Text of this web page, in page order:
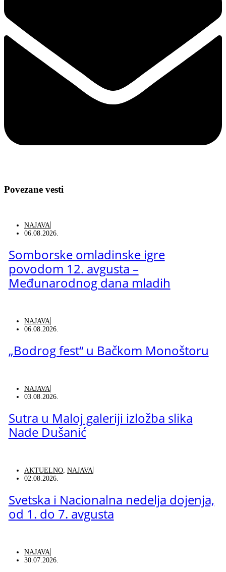
Povezane vesti
NAJAVA
06.08.2026.
Somborske omladinske igre
povodom 12. avgusta –
Međunarodnog dana mladih
NAJAVA
06.08.2026.
„Bodrog fest“ u Bačkom Monoštoru
NAJAVA
03.08.2026.
Sutra u Maloj galeriji izložba slika
Nade Dušanić
AKTUELNO NAJAVA
02.08.2026.
Svetska i Nacionalna nedelja dojenja,
od 1. do 7. avgusta
NAJAVA
30.07.2026.